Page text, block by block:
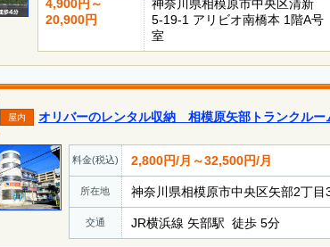
4,900円～
20,900円
神奈川県相模原市中央区清新
5-19-1 アリビオ南橋本 1階A号
室
屋内 オリバーのレンタル収納 相模原矢部トランクルー
料金(税込) 2,800円/月～32,500円/月
所在地 神奈川県相模原市中央区矢部2丁目
交通 JR横浜線 矢部駅 徒歩 5分